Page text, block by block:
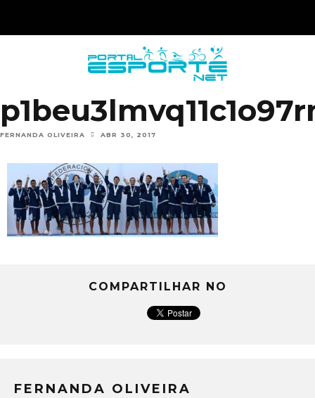
FERNANDA OLIVEIRA ABR 30, 2017
COMPARTILHAR NO
FERNANDA OLIVEIRA